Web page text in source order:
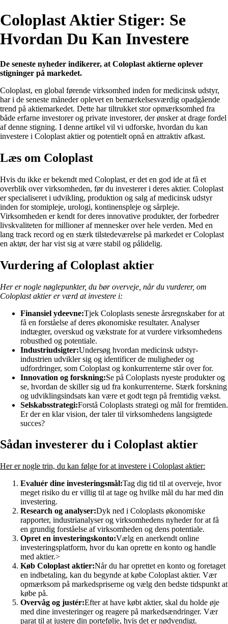
Coloplast Aktier Stiger: Se
Hvordan Du Kan Investere
De seneste nyheder indikerer, at Coloplast aktierne oplever
stigninger på markedet.
Coloplast, en global førende virksomhed inden for medicinsk udstyr,
har i de seneste måneder oplevet en bemærkelsesværdig opadgående
trend på aktiemarkedet. Dette har tiltrukket stor opmærksomhed fra
både erfarne investorer og private investorer, der ønsker at drage fordel
af denne stigning. I denne artikel vil vi udforske, hvordan du kan
investere i Coloplast aktier og potentielt opnå en attraktiv afkast.
Læs om Coloplast
Hvis du ikke er bekendt med Coloplast, er det en god ide at få et
overblik over virksomheden, før du investerer i deres aktier. Coloplast
er specialiseret i udvikling, produktion og salg af medicinsk udstyr
inden for stomipleje, urologi, kontinenspleje og sårpleje.
Virksomheden er kendt for deres innovative produkter, der forbedrer
livskvaliteten for millioner af mennesker over hele verden. Med en
lang track record og en stærk tilstedeværelse på markedet er Coloplast
en aktør, der har vist sig at være stabil og pålidelig.
Vurdering af Coloplast aktier
Her er nogle nøglepunkter, du bør overveje, når du vurderer, om
Coloplast aktier er værd at investere i:
Finansiel ydeevne:Tjek Coloplasts seneste årsregnskaber for at
få en forståelse af deres økonomiske resultater. Analyser
indtægter, overskud og vækstrate for at vurdere virksomhedens
robusthed og potentiale.
Industriudsigter:Undersøg hvordan medicinsk udstyr-
industrien udvikler sig og identificer de muligheder og
udfordringer, som Coloplast og konkurrenterne står over for.
Innovation og forskning:Se på Coloplasts nyeste produkter og
se, hvordan de skiller sig ud fra konkurrenterne. Stærk forskning
og udviklingsindsats kan være et godt tegn på fremtidig vækst.
Selskabsstrategi:Forstå Coloplasts strategi og mål for fremtiden.
Er der en klar vision, der taler til virksomhedens langsigtede
succes?
Sådan investerer du i Coloplast aktier
Her er nogle trin, du kan følge for at investere i Coloplast aktier:
Evaluér dine investeringsmål:Tag dig tid til at overveje, hvor
meget risiko du er villig til at tage og hvilke mål du har med din
investering.
Research og analyser:Dyk ned i Coloplasts økonomiske
rapporter, industrianalyser og virksomhedens nyheder for at få
en grundig forståelse af virksomheden og dens potentiale.
Opret en investeringskonto:Vælg en anerkendt online
investeringsplatform, hvor du kan oprette en konto og handle
med aktier.>
Køb Coloplast aktier:Når du har oprettet en konto og foretaget
en indbetaling, kan du begynde at købe Coloplast aktier. Vær
opmærksom på markedspriserne og vælg den bedste tidspunkt at
købe på.
Overvåg og justér:Efter at have købt aktier, skal du holde øje
med dine investeringer og reagere på markedsændringer. Vær
parat til at justere din portefølje, hvis det er nødvendigt.